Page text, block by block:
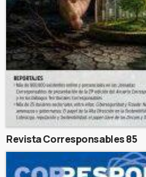
Revista Corresponsables 85